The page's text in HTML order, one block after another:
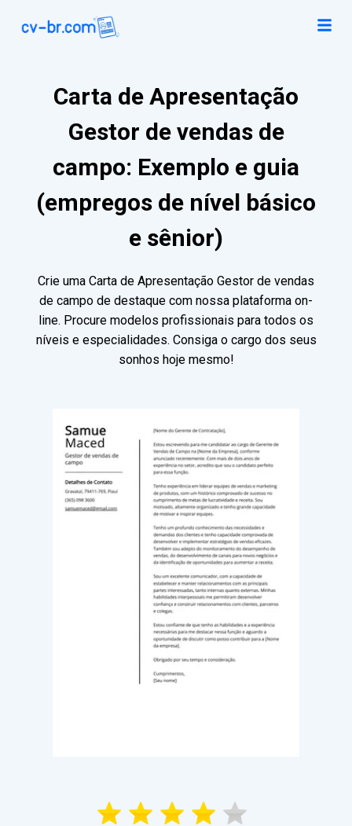
Carta de Apresentação
Gestor de vendas de
campo: Exemplo e guia
(empregos de nível básico
e sênior)
Crie uma Carta de Apresentação Gestor de vendas
de campo de destaque com nossa plataforma on-
line. Procure modelos profissionais para todos os
níveis e especialidades. Consiga o cargo dos seus
sonhos hoje mesmo!